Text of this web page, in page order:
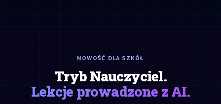
NOWOŚĆ DLA SZKÓŁ
Tryb Nauczyciel.
Lekcje prowadzone z AI.